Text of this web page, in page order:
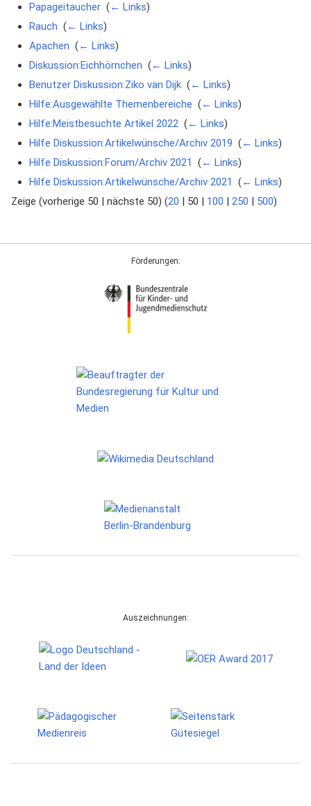
Papageitaucher‎ (← Links)
Rauch (← Links)
Apachen (← Links)
Diskussion:Eichhörnchen (← Links)
Benutzer Diskussion:Ziko van Dijk‎ (← Links)
Hilfe:Ausgewählte Themenbereiche (← Links)
Hilfe:Meistbesuchte Artikel 2022‎ (← Links)
Hilfe Diskussion:Artikelwünsche/Archiv 2019 (← Links)
Hilfe Diskussion:Forum/Archiv 2021
(← Links)
Hilfe Diskussion:Artikelwünsche/Archiv 2021
(← Links)
Zeige (vorherige 50 | nächste 50) (20 | 50 | 100 | 250 | 500)
Förderungen:
Auszeichnungen: